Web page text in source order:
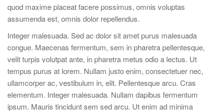
quod maxime placeat facere possimus, omnis voluptas
assumenda est, omnis dolor repellendus.
Integer malesuada. Sed ac dolor sit amet purus malesuada
congue. Maecenas fermentum, sem in pharetra pellentesque,
velit turpis volutpat ante, in pharetra metus odio a lectus. Ut
tempus purus at lorem. Nullam justo enim, consectetuer nec,
ullamcorper ac, vestibulum in, elit. Pellentesque arcu. Cras
elementum. Integer malesuada. Nullam dapibus fermentum
ipsum. Mauris tincidunt sem sed arcu. Ut enim ad minima